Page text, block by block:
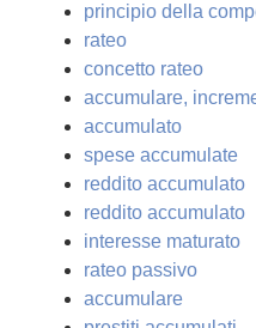
principio della
rateo
concetto rateo
accumulare,
accumulato
spese accumulate
reddito accumulato
reddito accumulato
interesse maturato
rateo passivo
accumulare